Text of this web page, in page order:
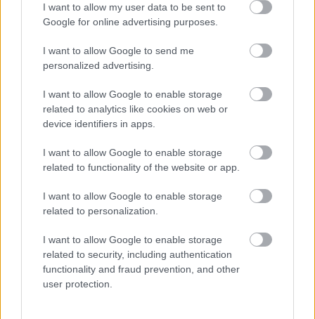
I want to allow my user data to be sent to
Google for online advertising purposes.
I want to allow Google to send me
personalized advertising.
I want to allow Google to enable storage
related to analytics like cookies on web or
device identifiers in apps.
I want to allow Google to enable storage
related to functionality of the website or app.
I want to allow Google to enable storage
related to personalization.
I want to allow Google to enable storage
related to security, including authentication
functionality and fraud prevention, and other
user protection.
összekapcsolja a képek világát a
performance-éval, jelezve azt, hogy a
különféle műfajok mennyire szervesen
kapcsolódnak egymáshoz az életműben.
Fotó: szirtesjanos.com